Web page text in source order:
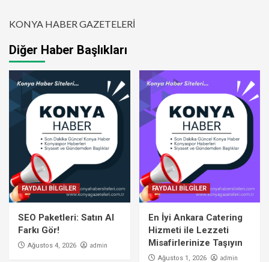
KONYA HABER GAZETELERİ
Diğer Haber Başlıkları
FAYDALI BİLGİLER
SEO Paketleri: Satın Al
Farkı Gör!
Ağustos 4, 2026 admin
FAYDALI BİLGİLER
En İyi Ankara Catering
Hizmeti ile Lezzeti
Misafirlerinize Taşıyın
Ağustos 1, 2026 admin